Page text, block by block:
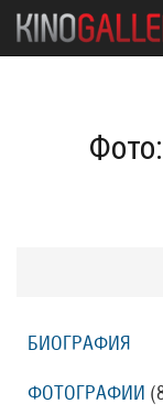
БИОГРАФИЯ
ФОТОГРАФИИ